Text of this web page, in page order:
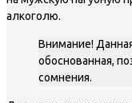
алкоголю.
Внимание!
обоснованная,
сомнения.